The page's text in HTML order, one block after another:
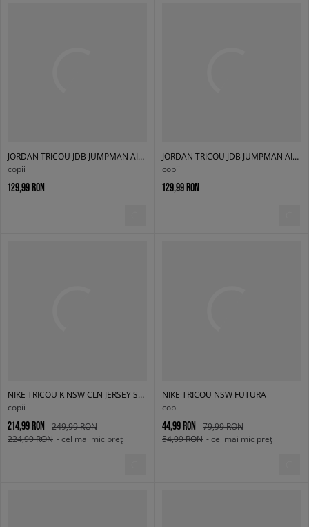
JORDAN TRICOU JDB JUMPMAN AIR EMB BOY
copii
129,99 RON
JORDAN TRICOU JDB JUMPMAN AIR EMB BOY
copii
129,99 RON
NIKE TRICOU K NSW CLN JERSEY SS TOP BOY
copii
214,99 RON
249,99 RON
224,99 RON - cel mai mic preț
NIKE TRICOU NSW FUTURA
copii
44,99 RON
79,99 RON
54,99 RON - cel mai mic preț